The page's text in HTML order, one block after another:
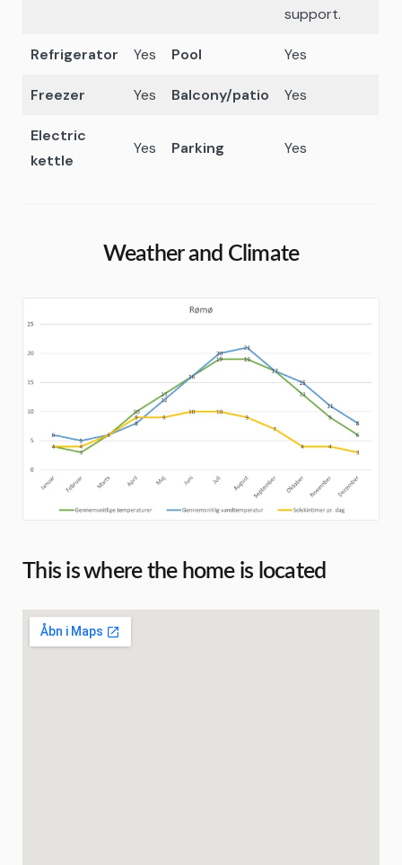
support.
Refrigerator Yes Pool Yes
Freezer Yes Balcony/patio Yes
Electric
kettle
Yes Parking Yes
Weather and Climate
This is where the home is located